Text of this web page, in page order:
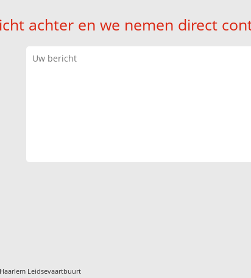
achter en we nemen direct
Leidsevaartbuurt